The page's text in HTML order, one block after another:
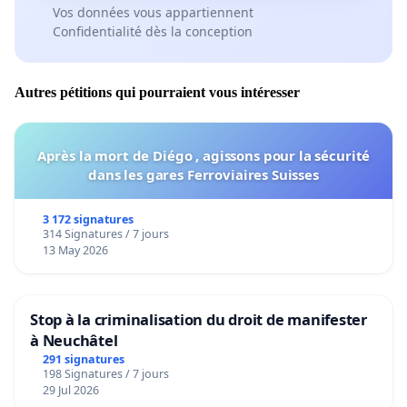
de redresser la barre
de redonner confiance aux joueurs
d'utiliser les joueurs à leurs vrais postes
pas uniquement des joueurs défensifs
de demander à ses joueurs de prendre des risques
d'aller chercher les résultats par le jeu
s'imposent
pour ne pas laisser notre club mourir, il faut que cela
Vos données vous appartiennent
Confidentialité dès la conception
Autres pétitions qui pourraient vous intéresser
Après la mort de Diégo , agissons pour la sécurité
dans les gares Ferroviaires Suisses
3 172 signatures
314 Signatures / 7 jours
13 May 2026
Stop à la criminalisation du droit de manifester
à Neuchâtel
291 signatures
198 Signatures / 7 jours
29 Jul 2026